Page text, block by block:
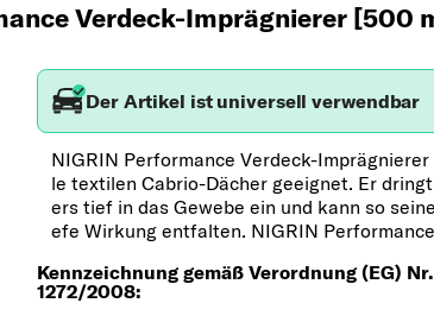
Verdeck-Imprägnierer [500
Der Artikel ist universell verwendbar
NIGRIN Performance Verdeck-
le textilen Cabrio-Dächer geeignet. Er
ers tief in das Gewebe ein und kann so
efe Wirkung entfalten. NIGRIN